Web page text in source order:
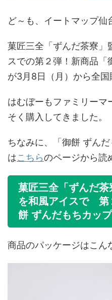
ど～も、イートマップ仙
菓匠三全「ずんだ茶寮」
スでの第２弾！新商品「
が3月8日（月）から全国
はむぼーもファミリーマ
そく購入してきました。
ちなみに、「御餅 ずん
はこちらのページから読
菓匠三全「ずんだ
を和風アイスで
餅 ずんだもちカッ
商品のパッケージはこん